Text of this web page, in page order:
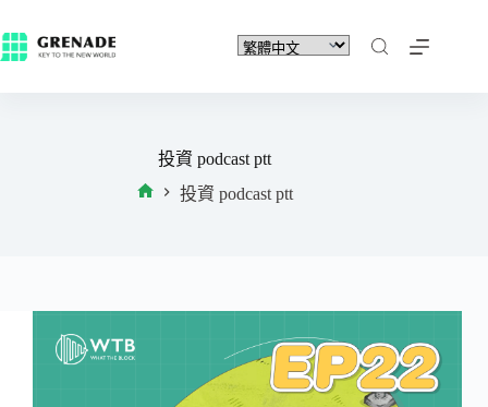
投資 podcast ptt
投資 podcast ptt